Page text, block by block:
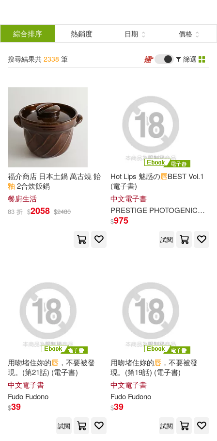
結
分類 (單選)
所有商品(2338) 圖書(296)
美妝(979) 服飾(3)
家居生活(17)
家電(13) 保健(25)
設計文具(20) 無印良品(11)
休閒生活(14)
電子票證(2) 鞋包配件(62)
票券(1)
玲廊滿藝(3) 故宮精品(1)
電子書(142) 有聲書(1)
作者 (可複選)
Fudo Fudono(38)
Tomiyama(32) Romand(15)
Coles(9)
Kyuubee(7) ジョンルーク(7)
アリスJAPAN公式E-book(6)
ケイ・エム・プロデュース(5)
千櫻(5) 藤河るり(5)
中村敦子(4) Hauerwas(3)
展開
出版社 (可複選)
悅文社(85)
Ingram(25) warner music(23)
新天新地(18)
Linfair Records Limited(14)
人民衛生出版社(10)
配送方式
綜合排序 熱銷度 日期 價格
搜尋結果共 2338 筆 篩選
福介商店 日本土鍋 萬古燒 飴
釉 2合炊飯鍋
餐廚生活
83 折 $2058 $2480
Hot Lips 魅惑の唇BEST Vol.1
(電子書)
中文電子書
PRESTIGE PHOTOGENICS
$975
試閱
用吻堵住妳的唇 ，不要被發
現。(第21話) (電子書)
中文電子書
Fudo Fudono
$39
試閱
用吻堵住妳的唇 ，不要被發
現。(第19話) (電子書)
中文電子書
Fudo Fudono
$39
試閱